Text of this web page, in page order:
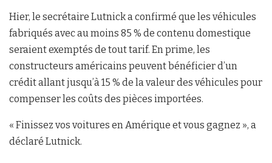
Hier, le secrétaire Lutnick a confirmé que les véhicules
fabriqués avec au moins 85 % de contenu domestique
seraient exemptés de tout tarif. En prime, les
constructeurs américains peuvent bénéficier d’un
crédit allant jusqu’à 15 % de la valeur des véhicules pour
compenser les coûts des pièces importées.
« Finissez vos voitures en Amérique et vous gagnez », a
déclaré Lutnick.